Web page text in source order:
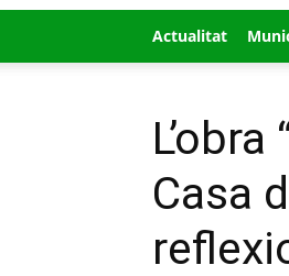
Actualitat
Casa